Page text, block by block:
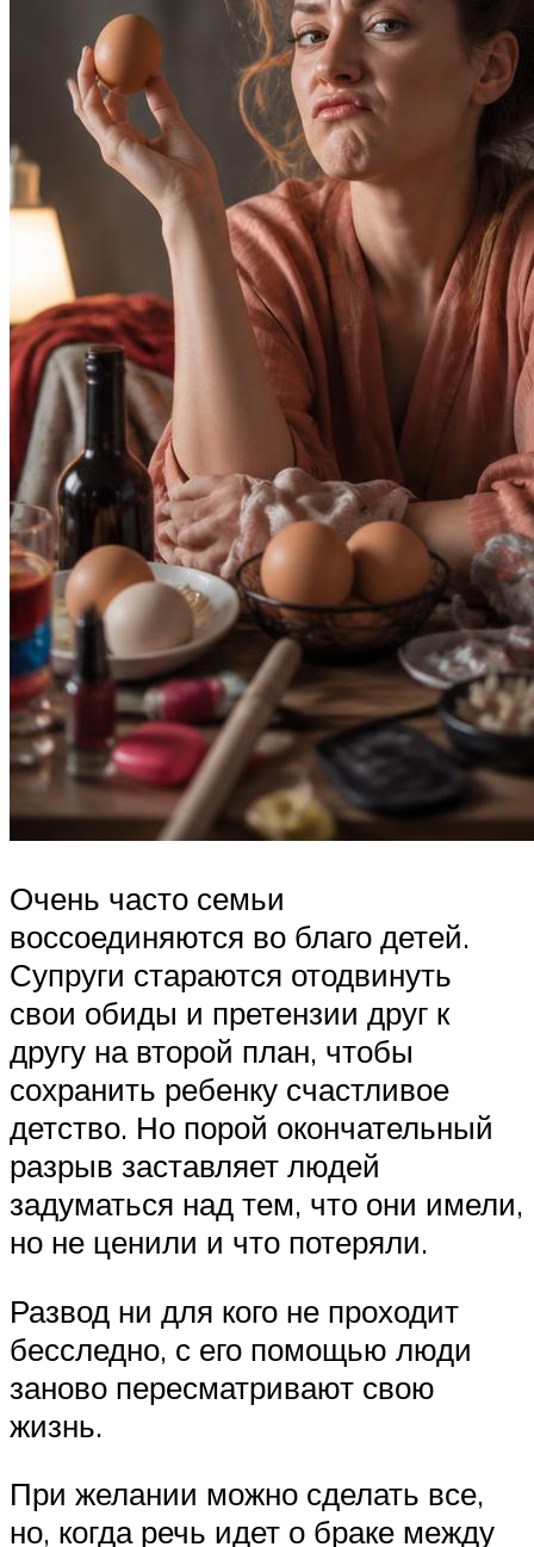
Очень часто семьи
воссоединяются во благо детей.
Супруги стараются отодвинуть
свои обиды и претензии друг к
другу на второй план, чтобы
сохранить ребенку счастливое
детство. Но порой окончательный
разрыв заставляет людей
задуматься над тем, что они имели,
но не ценили и что потеряли.
Развод ни для кого не проходит
бесследно, с его помощью люди
заново пересматривают свою
жизнь.
При желании можно сделать все,
но, когда речь идет о браке между